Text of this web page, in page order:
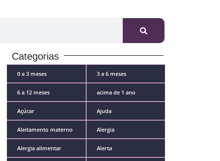
Categorias
0 a 3 meses 3 a 6 meses
6 a 12 meses acima de 1 ano
Açúcar Ajuda
Aleitamento materno Alergia
Alergia alimentar Alerta